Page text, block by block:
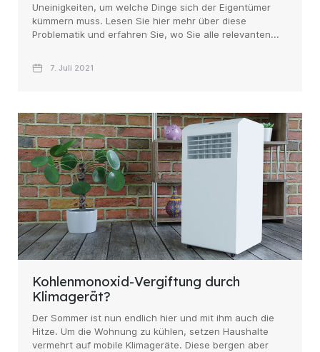
Uneinigkeiten, um welche Dinge sich der Eigentümer
kümmern muss. Lesen Sie hier mehr über diese
Problematik und erfahren Sie, wo Sie alle relevanten...
7. Juli 2021
Kohlenmonoxid-Vergiftung durch
Klimagerät?
Der Sommer ist nun endlich hier und mit ihm auch die
Hitze. Um die Wohnung zu kühlen, setzen Haushalte
vermehrt auf mobile Klimageräte. Diese bergen aber